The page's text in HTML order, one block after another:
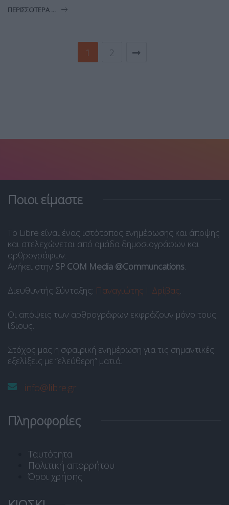
ΠΕΡΙΣΣΌΤΕΡΑ ...
1 2
Ποιοι είμαστε
Το Libre είναι ένας ιστότοπος ενημέρωσης και άποψης
και στελεχώνεται από ομάδα δημοσιογράφων και
αρθρογράφων.
Ανήκει στην SP COM Media @Communcations
Διευθυντής Σύνταξης: Παναγιώτης Ι. Δρίβας
Οι απόψεις των αρθρογράφων εκφράζουν μόνο τους
ίδιους.
Στόχος μας η σφαιρική ενημέρωση για τις σημαντικές
εξελίξεις με “ελεύθερη” ματιά.
info@libre.gr
Πληροφορίες
Ταυτότητα
Πολιτική απορρήτου
Όροι χρήσης